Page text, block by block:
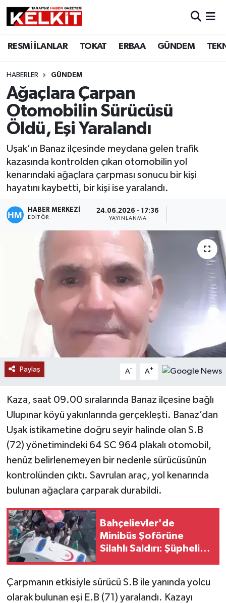
RESMİ İLANLAR TOKAT ERBAA GÜNDEM
HABERLER GÜNDEM
Ağaçlara Çarpan
Otomobilin Sürücüsü
Öldü, Eşi Yaralandı
Uşak’ın Banaz ilçesinde meydana gelen trafik
kazasında kontrolden çıkan otomobilin yol
kenarındaki ağaçlara çarpması sonucu bir kişi
hayatını kaybetti, bir kişi ise yaralandı.
HABER MERKEZİ
EDITÖR
24.06.2026 - 17:36
YAYINLANMA
Paylaş A- A+
Kaza, saat 09.00 sıralarında Banaz ilçesine bağlı
Ulupınar köyü yakınlarında gerçekleşti. Banaz’dan
Uşak istikametine doğru seyir halinde olan S.B
(72) yönetimindeki 64 SC 964 plakalı otomobil,
henüz belirlenemeyen bir nedenle sürücüsünün
kontrolünden çıktı. Savrulan araç, yol kenarında
bulunan ağaçlara çarparak durabildi.
Bahçelievler'de
Minibüs Şoförüne
Silahlı Saldırı: Şüpheli
Çarpmanın etkisiyle sürücü S.B ile yanında yolcu
olarak bulunan eşi E.B (71) yaralandı. Kazayı